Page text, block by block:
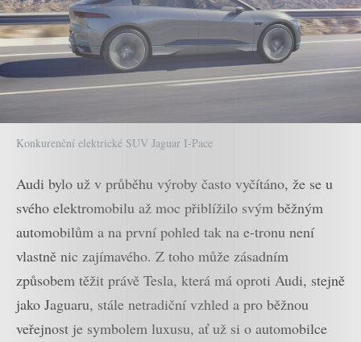
Konkurenční elektrické SUV Jaguar I-Pace
Audi bylo už v průběhu výroby často vyčítáno, že se u
svého elektromobilu až moc přiblížilo svým běžným
automobilům a na první pohled tak na e-tronu není
vlastně nic zajímavého. Z toho může zásadním
způsobem těžit právě Tesla, která má oproti Audi, stejně
jako Jaguaru, stále netradiční vzhled a pro běžnou
veřejnost je symbolem luxusu, ať už si o automobilce